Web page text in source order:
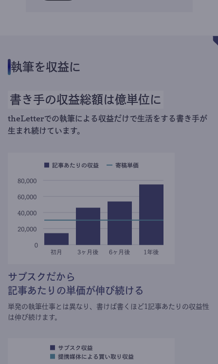
執筆を収益に
書き手の収益総額は億単位に
theLetterでの執筆による収益だけで生活をする書き手が
生まれ続けています。
サブスクだから
記事あたりの単価が伸び続ける
単発の執筆仕事とは異なり、 書けば書くほど1記事あたりの収益性
は伸び続けます。